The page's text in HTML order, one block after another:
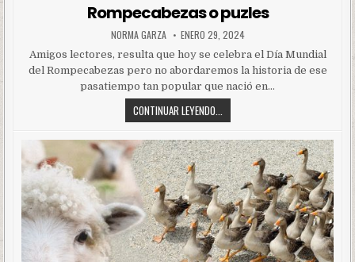
Rompecabezas o puzles
NORMA GARZA ENERO 29, 2024
Amigos lectores, resulta que hoy se celebra el Día Mundial
del Rompecabezas pero no abordaremos la historia de ese
pasatiempo tan popular que nació en…
CONTINUAR LEYENDO...